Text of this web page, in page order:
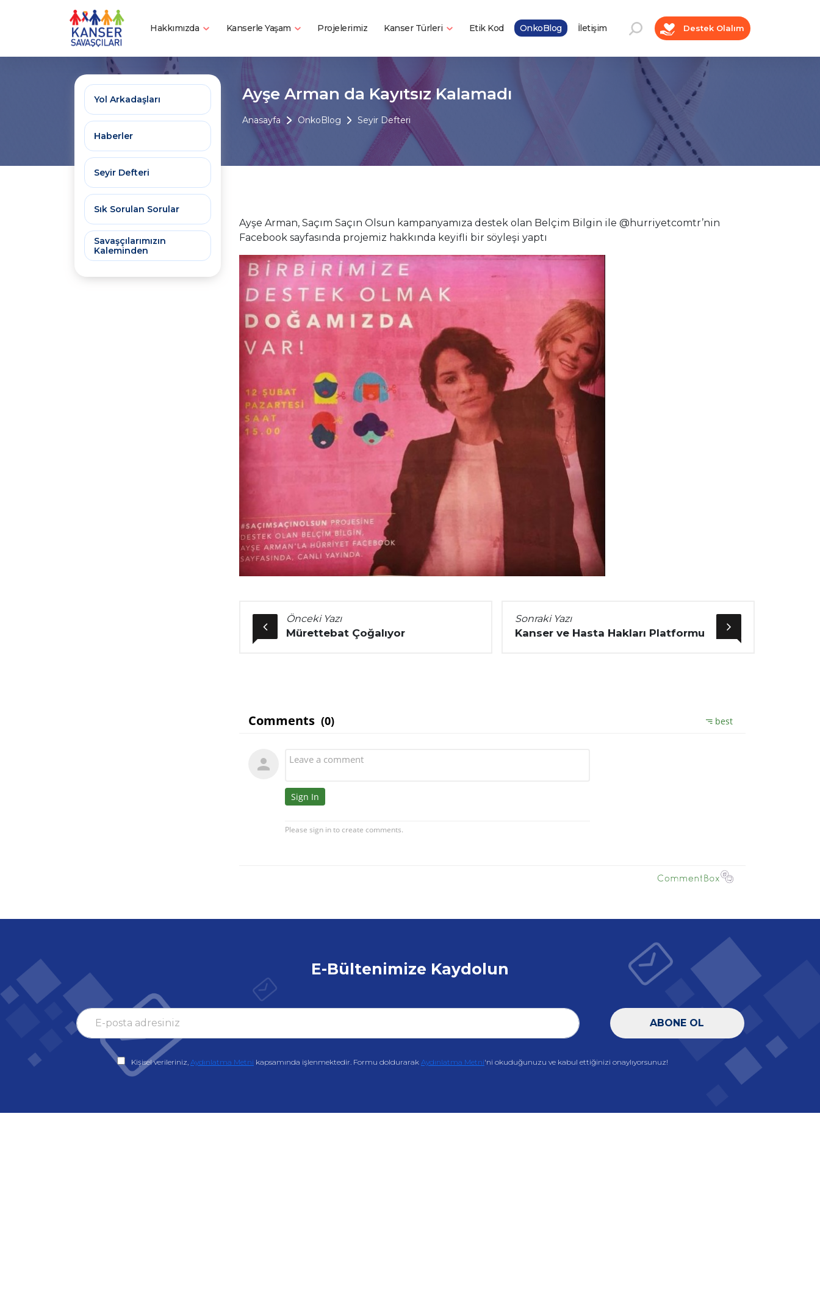
Hakkımızda Kanserle Yaşam Projelerimiz Kanser Türleri Etik Kod OnkoBlog İletişim Destek Olalım
Ayşe Arman da Kayıtsız Kalamadı
Anasayfa OnkoBlog Seyir Defteri
Yol Arkadaşları
Haberler
Seyir Defteri
Sık Sorulan Sorular
Savaşçılarımızın
Kaleminden
Ayşe Arman, Saçım Saçın Olsun kampanyamıza destek olan Belçim Bilgin ile @hurriyetcomtr’nin
Facebook sayfasında projemiz hakkında keyifli bir söyleşi yaptı
Önceki Yazı
Mürettebat Çoğalıyor
Sonraki Yazı
Kanser ve Hasta Hakları Platformu
E-Bültenimize Kaydolun
ABONE OL
Kişisel verileriniz, Aydınlatma Metni kapsamında işlenmektedir. Formu doldurarak Aydınlatma Metni'ni okuduğunuzu ve kabul ettiğinizi onaylıyorsunuz!